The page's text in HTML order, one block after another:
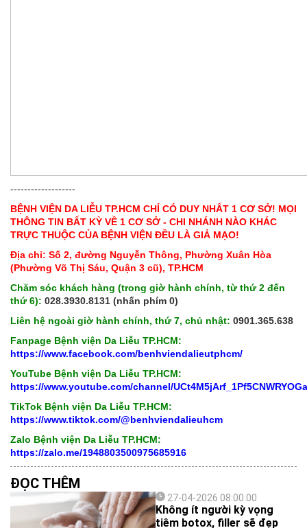
-------------------
BỆNH VIỆN DA LIỄU TP.HCM CHỈ CÓ DUY NHẤT 1 CƠ SỞ! MỌI
THÔNG TIN BẤT KỲ VỀ 1 CƠ SỞ - CHI NHÁNH NÀO KHÁC
TRỰC THUỘC CỦA BỆNH VIỆN ĐỀU LÀ GIẢ MẠO!
Địa chỉ: Số 2, đường Nguyễn Thông, Phường Xuân Hòa
(Phường Võ Thị Sáu, Quận 3 cũ), TP.HCM
Chăm sóc khách hàng (trong giờ hành chính, từ thứ 2 đến
thứ 6): 028.3930.8131 (nhấn phím 0)
Liên hệ ngoài giờ hành chính, thứ 7, chủ nhật: 0901.365.638
Fanpage Bệnh viện Da Liễu TP.HCM:
https://www.facebook.com/benhviendalieutphcm/
YouTube Bệnh viện Da Liễu TP.HCM:
https://www.youtube.com/channel/
TikTok Bệnh viện Da Liễu TP.HCM:
https://www.tiktok.com/@benhviendalieuhcm
Zalo Bệnh viện Da Liễu TP.HCM:
https://zalo.me/1948803500975685916
ĐỌC THÊM
27-04-2026 08:00:00
Không ít người kỳ vọng
tiêm botox, filler sẽ đẹp